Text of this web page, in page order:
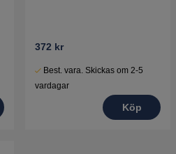
372 kr
Best. vara. Skickas om 2-5
vardagar
Köp